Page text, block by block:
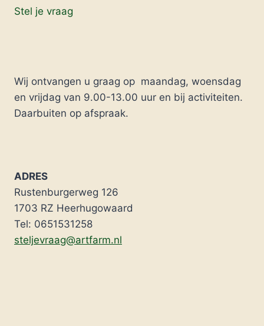
Stel je vraag
Wij ontvangen u graag op maandag, woensdag
en vrijdag van 9.00-13.00 uur en bij activiteiten.
Daarbuiten op afspraak.
ADRES
Rustenburgerweg 126
1703 RZ Heerhugowaard
Tel: 0651531258
steljevraag@artfarm.nl